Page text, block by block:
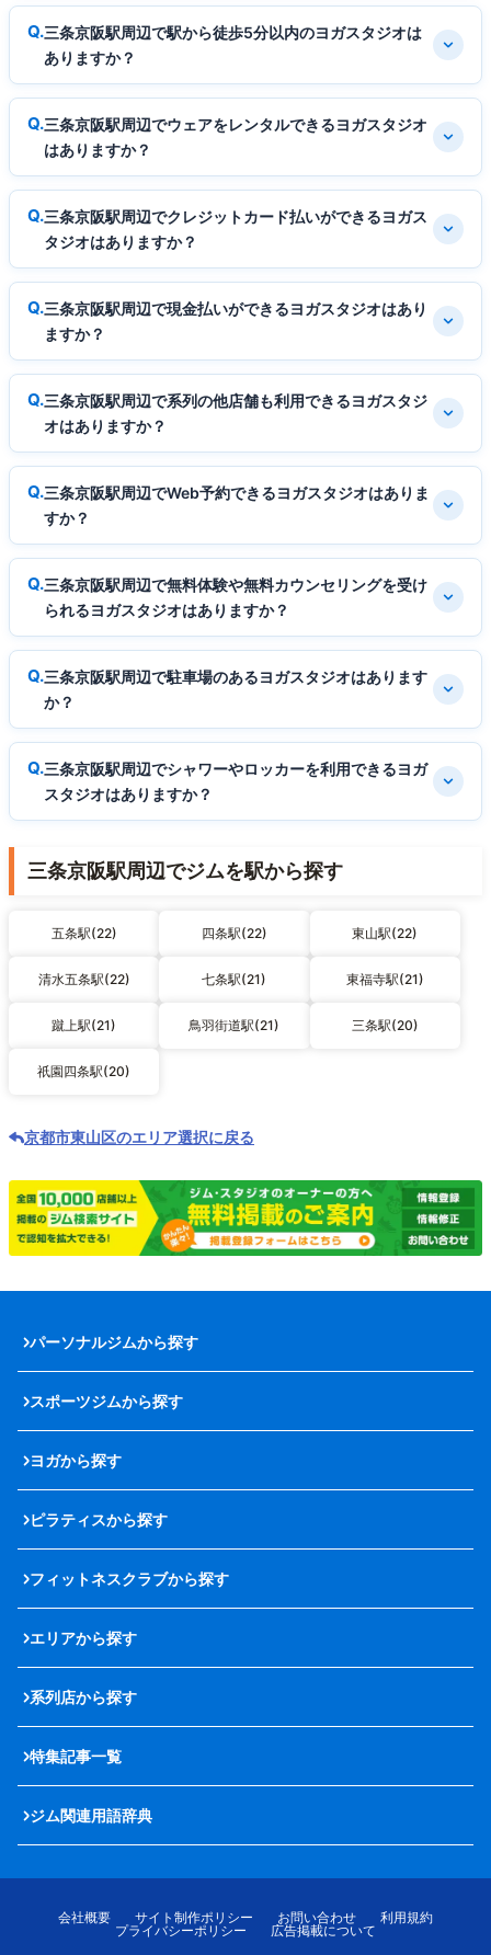
三条京阪駅周辺で駅から徒歩5分以内のヨガスタジオは
ありますか？
三条京阪駅周辺でウェアをレンタルできるヨガスタジオ
はありますか？
三条京阪駅周辺でクレジットカード払いができるヨガス
タジオはありますか？
三条京阪駅周辺で現金払いができるヨガスタジオはあり
ますか？
三条京阪駅周辺で系列の他店舗も利用できるヨガスタジ
オはありますか？
三条京阪駅周辺でWeb予約できるヨガスタジオはありま
すか？
三条京阪駅周辺で無料体験や無料カウンセリングを受け
られるヨガスタジオはありますか？
三条京阪駅周辺で駐車場のあるヨガスタジオはあります
か？
三条京阪駅周辺でシャワーやロッカーを利用できるヨガ
スタジオはありますか？
三条京阪駅周辺でジムを駅から探す
五条駅(22) 四条駅(22) 東山駅(22)
清水五条駅(22) 七条駅(21) 東福寺駅(21)
蹴上駅(21) 鳥羽街道駅(21) 三条駅(20)
祇園四条駅(20)
京都市東山区のエリア選択に戻る
パーソナルジムから探す
スポーツジムから探す
ヨガから探す
ピラティスから探す
フィットネスクラブから探す
エリアから探す
系列店から探す
特集記事一覧
ジム関連用語辞典
会社概要 サイト制作ポリシー お問い合わせ
利用規約
プライバシーポリシー
広告掲載について